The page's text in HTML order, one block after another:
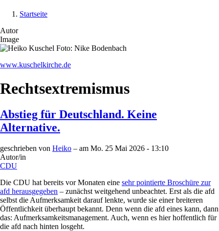
Startseite
Autor
Image
www.kuschelkirche.de
Rechtsextremismus
Abstieg für Deutschland. Keine
Alternative.
geschrieben von Heiko – am Mo. 25 Mai 2026 - 13:10
Autor/in
CDU
Die CDU hat bereits vor Monaten eine sehr pointierte Broschüre zur
afd herausgegeben – zunächst weitgehend unbeachtet. Erst als die afd
selbst die Aufmerksamkeit darauf lenkte, wurde sie einer breiteren
Öffentlichkeit überhaupt bekannt. Denn wenn die afd eines kann, dann
das: Aufmerksamkeitsmanagement. Auch, wenn es hier hoffentlich für
die afd nach hinten losgeht.